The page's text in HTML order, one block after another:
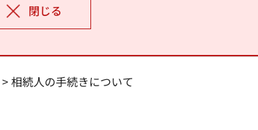
閉じる
> 相続人の手続きについて